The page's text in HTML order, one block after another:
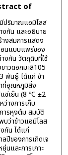
of
ปริมาณแอมิโลส
งกัน และอธิบาย
งสมการแสดง
นแบบแพร่ของ
งกัน วัตถุดิบที่ใช้
าวดอกมะลิ105
พันธุ์ ได้แก่ ข้า
ที่อุณหภูมิสิ่ง
ช่เย็น (8 ºC ±2
ว่างการเก็บ
ารหุงต้ม สมบัติ
บว่าข้าวแอมิโลส
กัน ได้แก่
ปีของการเกิดเจ
นและการเกาะ